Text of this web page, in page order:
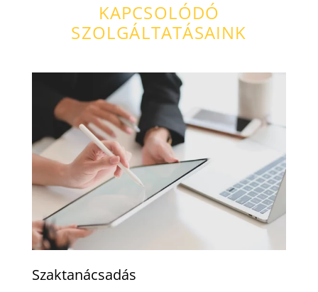
KAPCSOLÓDÓ
SZOLGÁLTATÁSAINK
Szaktanácsadás